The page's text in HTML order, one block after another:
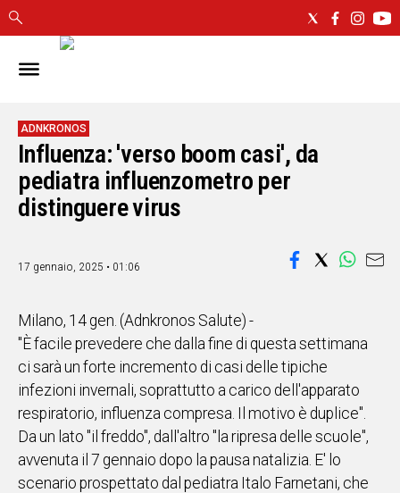
IN
CAGLIARI
SASSARI
NUORO
ORISTANO
SULCIS
OGLIASTRA
ALTRE
NOTIZIE
POLITICA
IN
ITALIA
NEL
MONDO
ADNKRONOS
Influenza: 'verso boom casi', da
pediatra influenzometro per
distinguere virus
17 gennaio, 2025 • 01:06
Milano, 14 gen. (Adnkronos Salute) -
"È facile prevedere che dalla fine di questa settimana
ci sarà un forte incremento di casi delle tipiche
infezioni invernali, soprattutto a carico dell'apparato
respiratorio, influenza compresa. Il motivo è duplice".
Da un lato "il freddo", dall'altro "la ripresa delle scuole",
avvenuta il 7 gennaio dopo la pausa natalizia. E' lo
scenario prospettato dal pediatra Italo Farnetani, che